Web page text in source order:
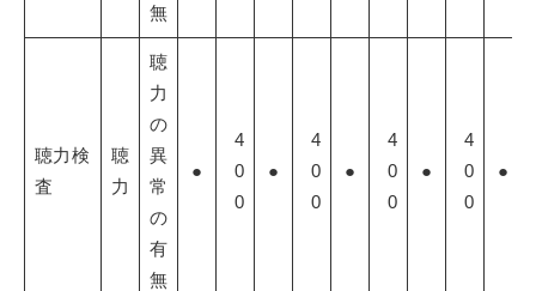
無
聴力検
査
聴
力
聴
力
の
異
常
の
有
無
●
4
0
0
●
4
0
0
●
4
0
0
●
4
0
0
●